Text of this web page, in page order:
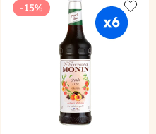
wishlist
-15%
Add